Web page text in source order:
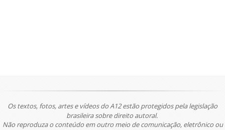
Os textos, fotos, artes e vídeos do A12 estão protegidos pela legislação
brasileira sobre direito autoral.
Não reproduza o conteúdo em outro meio de comunicação, eletrônico ou